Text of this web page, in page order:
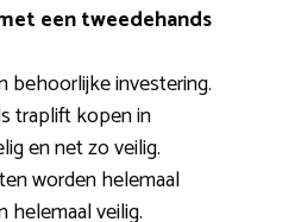
een tweedehands
behoorlijke investering.
traplift kopen in
en net zo veilig.
worden helemaal
helemaal veilig.